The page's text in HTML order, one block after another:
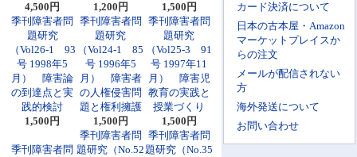
カード決済について
日本の古本屋・Amazon
マーケットプレイスか
らの注文
メールが配信されない
方
海外発送について
お問い合わせ
4,500円
1,200円
1,500円
季刊障害者問
題研究
（Vol26-1 93
号 1998年5
月） 障害論
の到達点と実
践的検討
1,500円
季刊障害者問
題研究
（Vol24-1 85
号 1996年5
月） 障害者
の人権侵害問
題と権利擁護
1,500円
季刊障害者問
題研究
（Vol25-3 91
号 1997年11
月） 障害児
教育の実践と
授業づくり
1,500円
季刊障害者問
季刊障害者問
題研究（No.52
季刊障害者問
題研究（No.35